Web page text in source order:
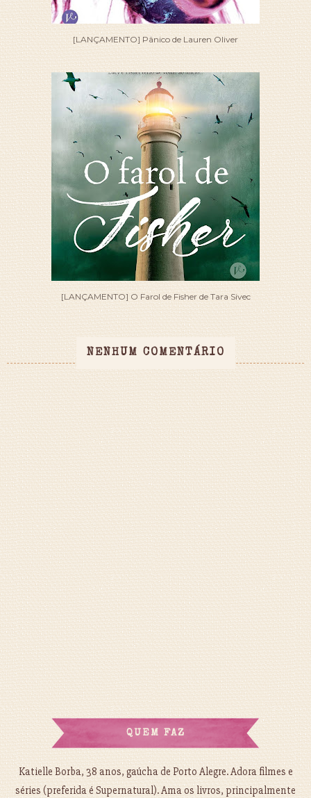
[LANÇAMENTO] Pânico de Lauren Oliver
[LANÇAMENTO] O Farol de Fisher de Tara Sivec
NENHUM COMENTÁRIO
QUEM FAZ
Katielle Borba, 38 anos, gaúcha de Porto Alegre. Adora filmes e
séries (preferida é Supernatural). Ama os livros, principalmente